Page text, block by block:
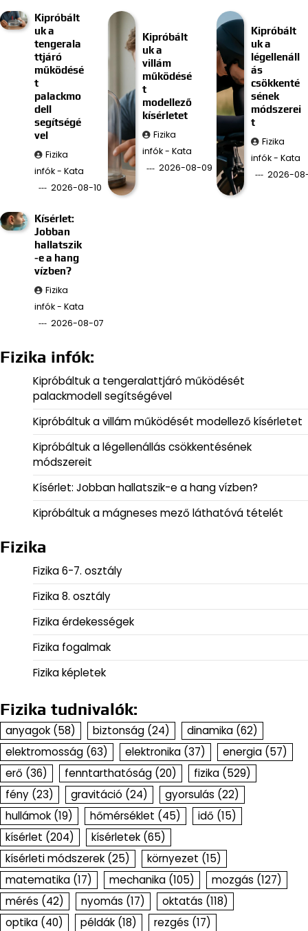
Kipróbált
uk a
tengerala
ttjáró
működésé
t
palackmo
dell
segítségé
vel
Fizika
infók - Kata
2026-08-10
Kipróbált
uk a
villám
működésé
t
modellező
kísérletet
Fizika
infók - Kata
2026-08-09
Kipróbált
uk a
légellenáll
ás
csökkenté
sének
módszerei
t
Fizika
infók - Kata
2026-
Kísérlet:
Jobban
hallatszik
-e a hang
vízben?
Fizika
infók - Kata
2026-08-07
Fizika infók:
Kipróbáltuk a tengeralattjáró működését
palackmodell segítségével
Kipróbáltuk a villám működését modellező kísérletet
Kipróbáltuk a légellenállás csökkentésének
módszereit
Kísérlet: Jobban hallatszik-e a hang vízben?
Kipróbáltuk a mágneses mező láthatóvá tételét
Fizika
Fizika 6-7. osztály
Fizika 8. osztály
Fizika érdekességek
Fizika fogalmak
Fizika képletek
Fizika tudnivalók:
anyagok (58) biztonság (24) dinamika (62)
elektromosság (63) elektronika (37) energia (57)
erő (36) fenntarthatóság (20) fizika (529)
fény (23) gravitáció (24) gyorsulás (22)
hullámok (19) hőmérséklet (45) idő (15)
kísérlet (204) kísérletek (65)
kísérleti módszerek (25) környezet (15)
matematika (17) mechanika (105) mozgás (127)
mérés (42) nyomás (17) oktatás (118)
optika (40) példák (18) rezgés (17)